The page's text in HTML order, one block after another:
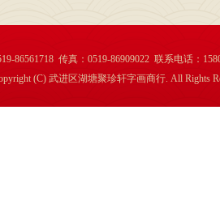
86561718 传真：0519-86909022 联系电话：
(C) 武进区湖塘聚珍轩字画商行. All Rights